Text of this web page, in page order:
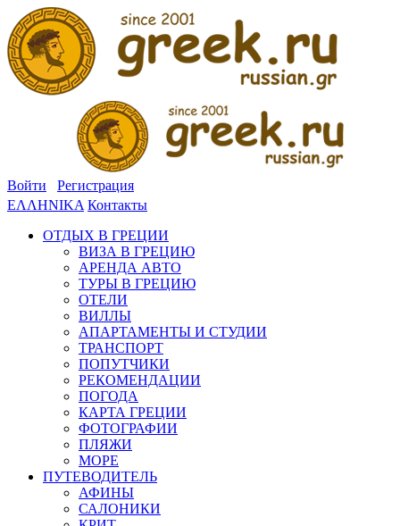
Войти
Регистрация
ΕΛΛΗΝΙΚΑ Контакты
ОТДЫХ В ГРЕЦИИ
ВИЗА В ГРЕЦИЮ
АРЕНДА АВТО
ТУРЫ В ГРЕЦИЮ
ОТЕЛИ
ВИЛЛЫ
АПАРТАМЕНТЫ И СТУДИИ
ТРАНСПОРТ
ПОПУТЧИКИ
РЕКОМЕНДАЦИИ
ПОГОДА
КАРТА ГРЕЦИИ
ФОТОГРАФИИ
ПЛЯЖИ
МОРЕ
ПУТЕВОДИТЕЛЬ
АФИНЫ
САЛОНИКИ